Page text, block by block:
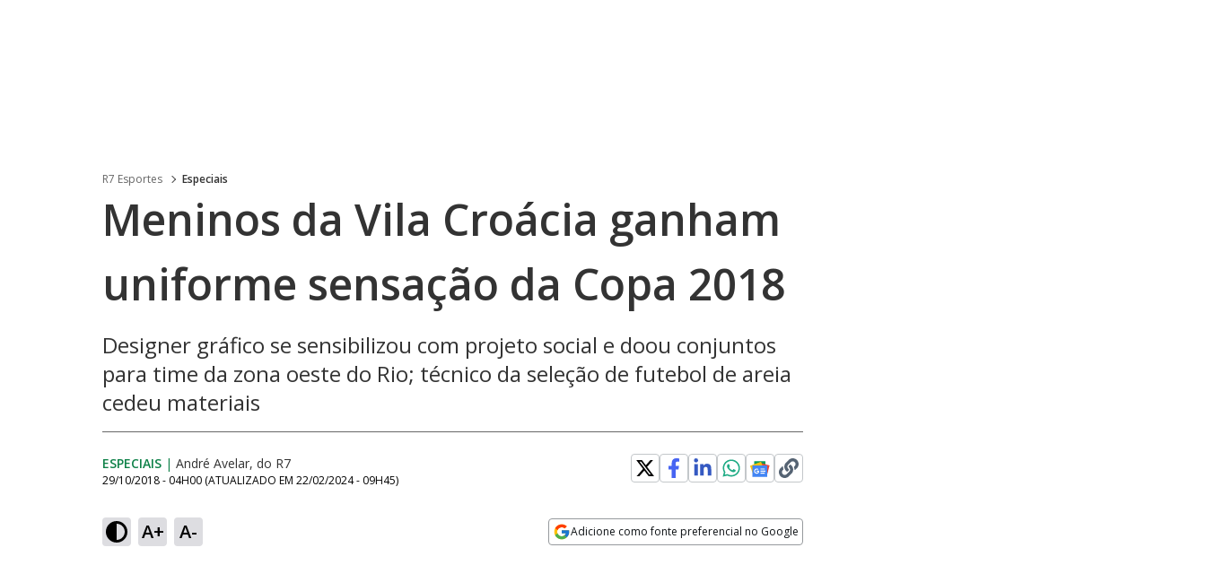
R7 Esportes Especiais
Meninos da Vila Croácia ganham
uniforme sensação da Copa 2018
Designer gráfico se sensibilizou com projeto social e doou conjuntos
para time da zona oeste do Rio; técnico da seleção de futebol de areia
cedeu materiais
ESPECIAIS | André Avelar, do R7
29/10/2018 - 04H00 (ATUALIZADO EM 22/02/2024 - 09H45)
A+ A- Adicione como fonte preferencial no Google